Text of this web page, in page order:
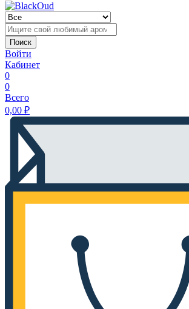
Поиск
Войти
Кабинет
0
0
Всего
0,00 ₽